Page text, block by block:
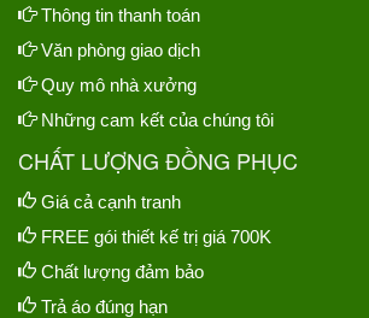
Thông tin thanh toán
Văn phòng giao dịch
Quy mô nhà xưởng
Những cam kết của chúng tôi
CHẤT LƯỢNG ĐỒNG PHỤC
Giá cả cạnh tranh
FREE gói thiết kế trị giá 700K
Chất lượng đảm bảo
Trả áo đúng hạn